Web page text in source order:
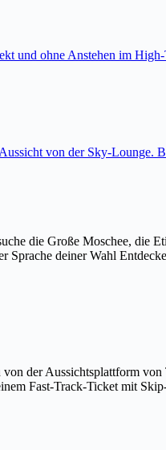
und ohne Anstehen im
von der Sky-Lounge.
die Große Moschee, die
Sprache deiner Wahl
der Aussichtsplattform
Fast-Track-Ticket mit